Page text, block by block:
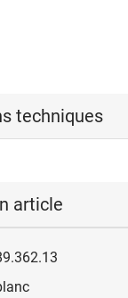
techniques
article